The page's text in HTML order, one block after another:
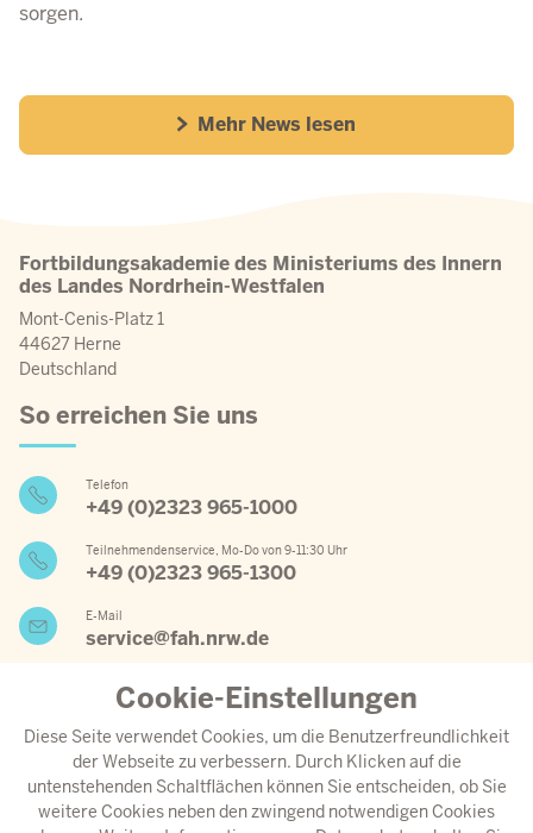
sorgen.
Mehr News lesen
Fortbildungsakademie des Ministeriums des Innern
des Landes Nordrhein-Westfalen
Mont-Cenis-Platz 1
44627 Herne
Deutschland
So erreichen Sie uns
Telefon
+49 (0)2323 965-1000
Teilnehmendenservice, Mo-Do von 9-11:30 Uhr
+49 (0)2323 965-1300
E-Mail
service@fah.nrw.de
Wichtige Links
Jahresprogramm 2026
Aktueller Speiseplan
Cookie-Einstellungen
Diese Seite verwendet Cookies, um die Benutzerfreundlichkeit
der Webseite zu verbessern. Durch Klicken auf die
untenstehenden Schaltflächen können Sie entscheiden, ob Sie
weitere Cookies neben den zwingend notwendigen Cookies